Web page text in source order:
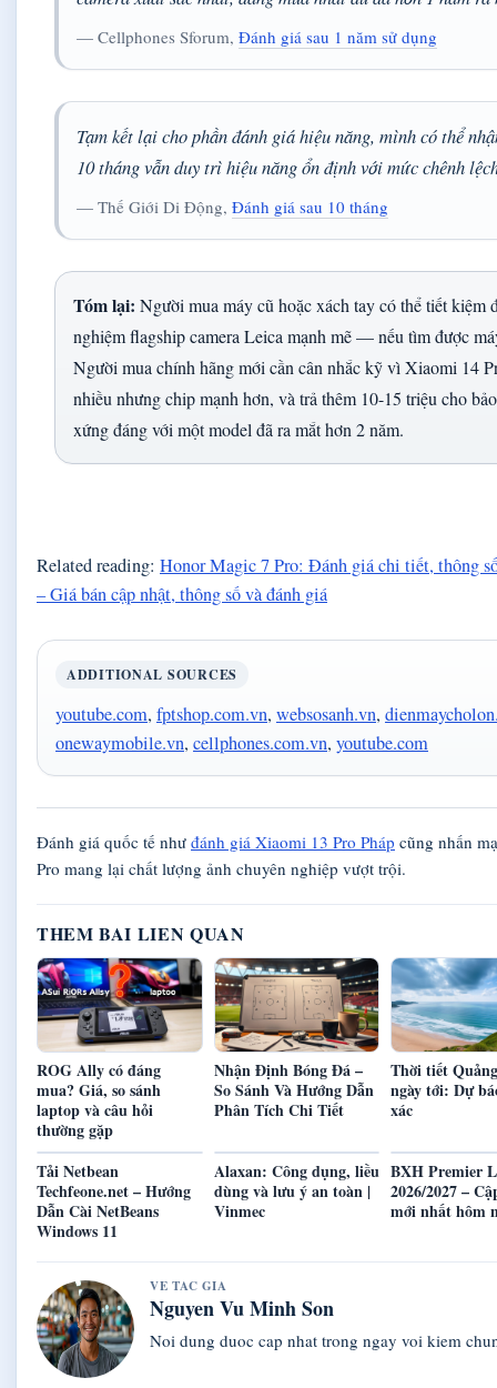
— Cellphones Sforum, Đánh giá sau 1 năm sử dụng
Tạm kết lại cho phần đánh giá hiệu năng, mình có thể
10 tháng vẫn duy trì hiệu năng ổn định với mức chênh
— Thế Giới Di Động, Đánh giá sau 10 tháng
Tóm lại: Người mua máy cũ hoặc xách tay có thể tiết kiệm
nghiệm flagship camera Leica mạnh mẽ — nếu tìm được
Người mua chính hãng mới cần cân nhắc kỹ vì Xiaomi 14
nhiều nhưng chip mạnh hơn, và trả thêm 10-15 triệu cho
xứng đáng với một model đã ra mắt hơn 2 năm.
Related reading: Honor Magic 7 Pro: Đánh giá chi tiết, thông
– Giá bán cập nhật, thông số và đánh giá
ADDITIONAL SOURCES
youtube.com, fptshop.com.vn, websosanh.vn,
onewaymobile.vn, cellphones.com.vn, youtube.com
Đánh giá quốc tế như đánh giá Xiaomi 13 Pro Pháp cũng nhấn
Pro mang lại chất lượng ảnh chuyên nghiệp vượt trội.
THEM BAI LIEN QUAN
ROG Ally có đáng
mua? Giá, so sánh
laptop và câu hỏi
thường gặp
Nhận Định Bóng Đá –
So Sánh Và Hướng Dẫn
Phân Tích Chi Tiết
Thời tiết
ngày tới: Dự
xác
Tải Netbean
Techfeone.net – Hướng
Dẫn Cài NetBeans
Windows 11
Alaxan: Công dụng, liều
dùng và lưu ý an toàn |
Vinmec
BXH Premier
2026/2027 –
mới nhất hôm
VE TAC GIA
Nguyen Vu Minh Son
Noi dung duoc cap nhat trong ngay voi kiem